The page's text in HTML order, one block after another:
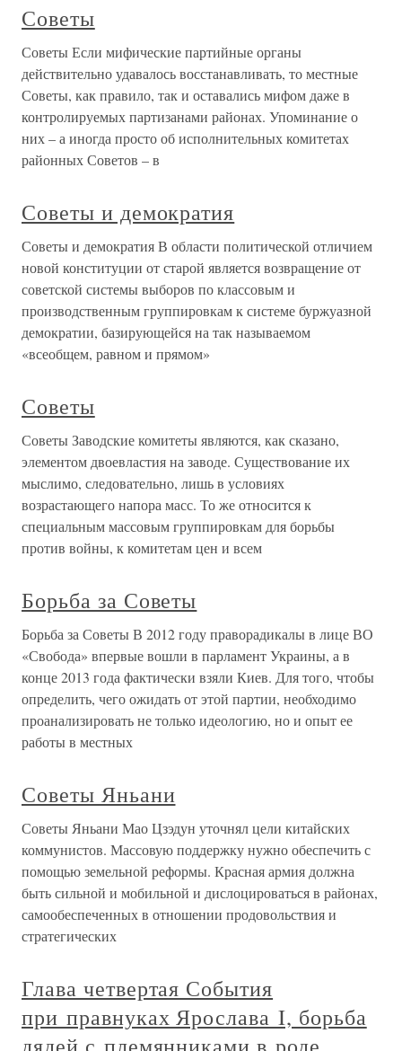
Советы
Советы Если мифические партийные органы
действительно удавалось восстанавливать, то местные
Советы, как правило, так и оставались мифом даже в
контролируемых партизанами районах. Упоминание о
них – а иногда просто об исполнительных комитетах
районных Советов – в
Советы и демократия
Советы и демократия В области политической отличием
новой конституции от старой является возвращение от
советской системы выборов по классовым и
производственным группировкам к системе буржуазной
демократии, базирующейся на так называемом
«всеобщем, равном и прямом»
Советы
Советы Заводские комитеты являются, как сказано,
элементом двоевластия на заводе. Существование их
мыслимо, следовательно, лишь в условиях
возрастающего напора масс. То же относится к
специальным массовым группировкам для борьбы
против войны, к комитетам цен и всем
Борьба за Советы
Борьба за Советы В 2012 году праворадикалы в лице ВО
«Свобода» впервые вошли в парламент Украины, а в
конце 2013 года фактически взяли Киев. Для того, чтобы
определить, чего ожидать от этой партии, необходимо
проанализировать не только идеологию, но и опыт ее
работы в местных
Советы Яньани
Советы Яньани Мао Цзэдун уточнял цели китайских
коммунистов. Массовую поддержку нужно обеспечить с
помощью земельной реформы. Красная армия должна
быть сильной и мобильной и дислоцироваться в районах,
самообеспеченных в отношении продовольствия и
стратегических
Глава четвертая События
при правнуках Ярослава I, борьба